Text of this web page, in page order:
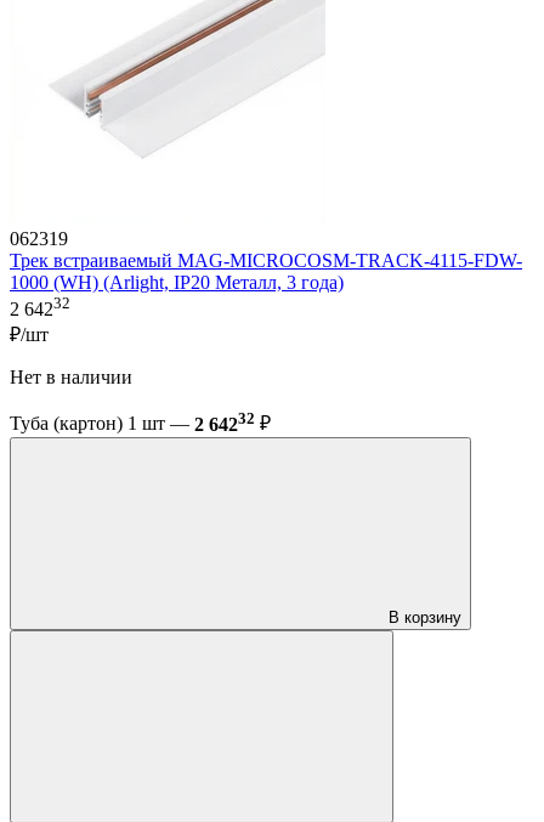
062319
Трек встраиваемый MAG-MICROCOSM-TRACK-4115-FDW-
1000 (WH) (Arlight, IP20 Металл, 3 года)
2 64232
₽/шт
Нет в наличии
Туба (картон) 1 шт — 2 64232 ₽
В корзину